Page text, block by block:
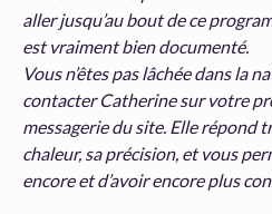
aller jusqu’au bout de ce
est vraiment bien documenté.
Vous n’êtes pas lâchée dans la
contacter Catherine sur votre
messagerie du site. Elle répond
chaleur, sa précision, et vous
encore et d’avoir encore plus